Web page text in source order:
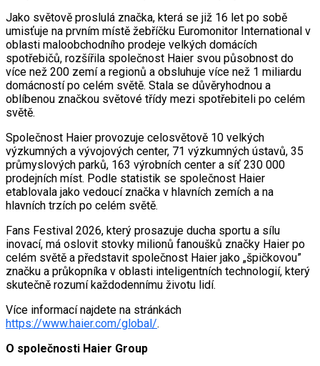
Jako světově proslulá značka, která se již 16 let po sobě
umisťuje na prvním místě žebříčku Euromonitor International v
oblasti maloobchodního prodeje velkých domácích
spotřebičů, rozšířila společnost Haier svou působnost do
více než 200 zemí a regionů a obsluhuje více než 1 miliardu
domácností po celém světě. Stala se důvěryhodnou a
oblíbenou značkou světové třídy mezi spotřebiteli po celém
světě.
Společnost Haier provozuje celosvětově 10 velkých
výzkumných a vývojových center, 71 výzkumných ústavů, 35
průmyslových parků, 163 výrobních center a síť 230 000
prodejních míst. Podle statistik se společnost Haier
etablovala jako vedoucí značka v hlavních zemích a na
hlavních trzích po celém světě.
Fans Festival 2026, který prosazuje ducha sportu a sílu
inovací, má oslovit stovky milionů fanoušků značky Haier po
celém světě a představit společnost Haier jako „špičkovou”
značku a průkopníka v oblasti inteligentních technologií, který
skutečně rozumí každodennímu životu lidí.
Více informací najdete na stránkách
https://www.haier.com/global/.
O společnosti Haier Group